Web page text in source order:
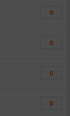
0
0
0
0